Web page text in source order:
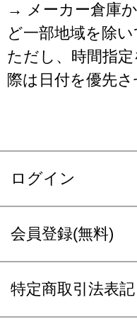
→ メーカー倉庫
ど一部地域を除
ただし、時間指
際は日付を優先
ログイン
会員登録(無料)
特定商取引法表記